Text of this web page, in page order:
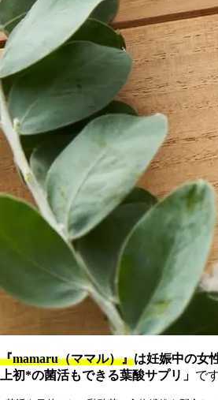
『mamaru（ママル）』は妊娠中の女
上初*の菌活もできる葉酸サプリ」 で